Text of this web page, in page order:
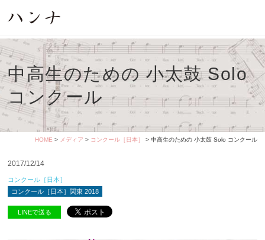
中高生のための 小太鼓 Solo
コンクール
HOME > メディア > コンクール［日本］ > 中高生のための 小太鼓 Solo コンクール
2017/12/14
コンクール［日本］
コンクール［日本］関東 2018
LINEで送る